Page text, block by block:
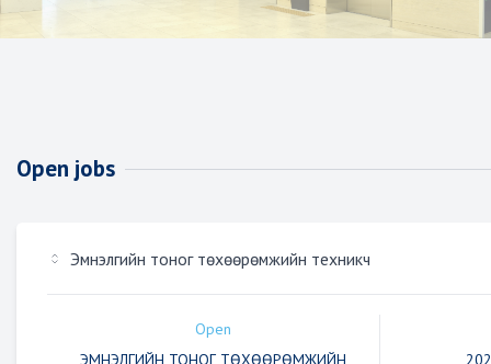
Open jobs
Эмнэлгийн тоног төхөөрөмжийн техникч
Open
ЭМНЭЛГИЙН ТОНОГ ТӨХӨӨРӨМЖИЙН